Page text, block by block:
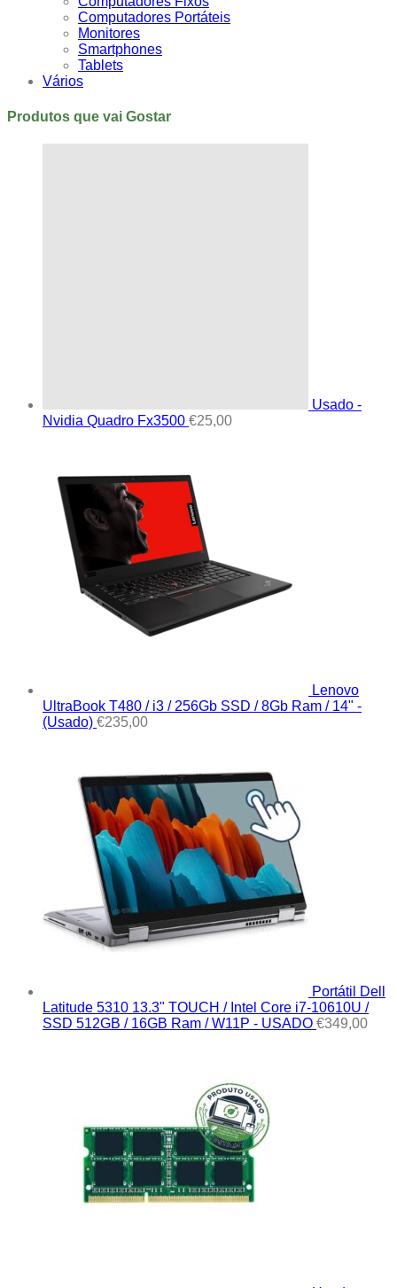
Computadores Portáteis
Monitores
Smartphones
Tablets
Vários
Produtos que vai Gostar
Usado -
Nvidia Quadro Fx3500 €25,00
Lenovo
UltraBook T480 / i3 / 256Gb SSD / 8Gb Ram / 14" -
(Usado) €235,00
Portátil Dell
Latitude 5310 13.3" TOUCH / Intel Core i7-10610U /
SSD 512GB / 16GB Ram / W11P - USADO €349,00